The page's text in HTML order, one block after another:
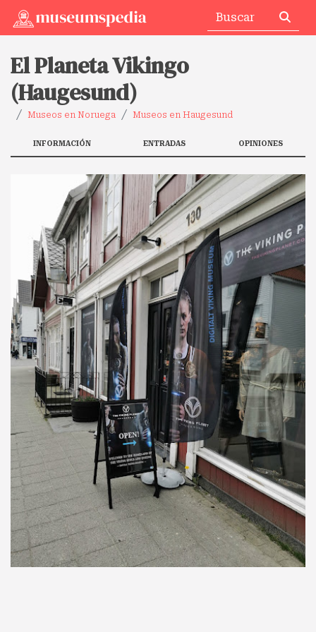
El Planeta Vikingo
(Haugesund)
Museos en Noruega Museos en Haugesund
INFORMACIÓN ENTRADAS OPINIONES